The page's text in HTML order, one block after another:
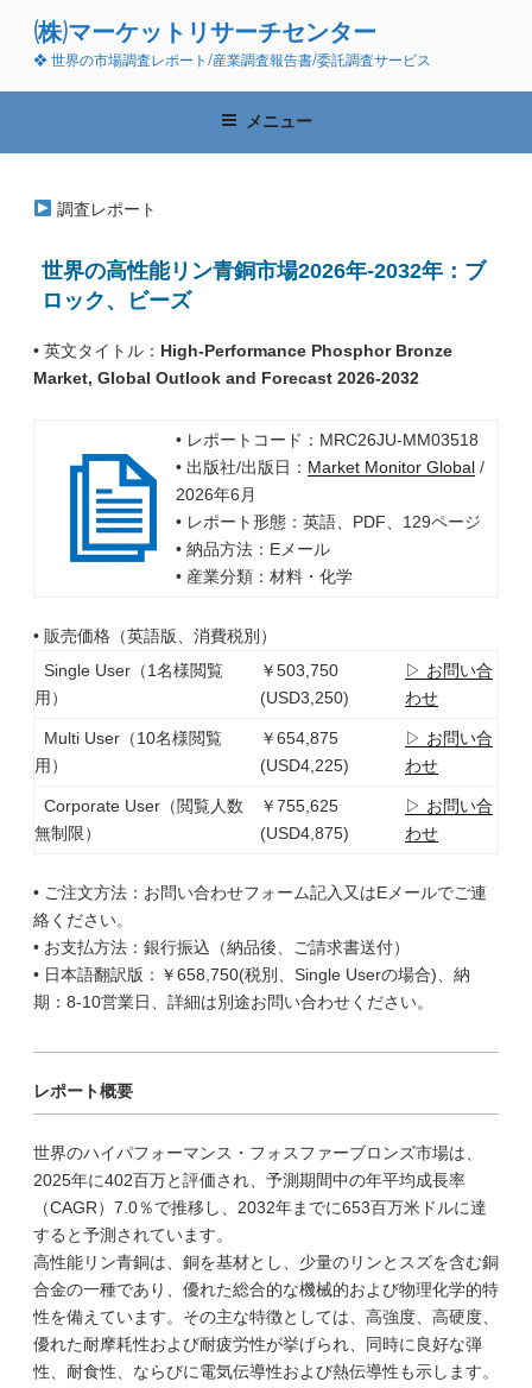
ン
(株)マーケットリサーチセンター
❖ 世界の市場調査レポート/産業調査報告書/委託調査サービス
メニュー
調査レポート
世界の高性能リン青銅市場2026年-2032年：ブ
ロック、ビーズ
• 英文タイトル： High-Performance Phosphor Bronze
Market, Global Outlook and Forecast 2026-2032
• レポートコード：MRC26JU-MM03518
• 出版社/出版日： Market Monitor Global/
2026年6月
• レポート形態：英語、PDF、129ページ
• 納品方法：Eメール
• 産業分類：材料・化学
• 販売価格（英語版、消費税別）
Single User（1名様閲覧
用）
￥503,750
(USD3,250)
▷ お問い合
わせ
Multi User（10名様閲覧
用）
￥654,875
(USD4,225)
▷ お問い合
わせ
Corporate User（閲覧人数
無制限）
￥755,625
(USD4,875)
▷ お問い合
わせ
• ご注文方法：お問い合わせフォーム記入又はEメールでご連
絡ください。
• お支払方法：銀行振込（納品後、ご請求書送付）
• 日本語翻訳版：￥658,750(税別、Single Userの場合)、納
期：8-10営業日、詳細は別途お問い合わせください。
レポート概要
世界のハイパフォーマンス・フォスファーブロンズ市場は、
2025年に402百万と評価され、予測期間中の年平均成長率
（CAGR）7.0％で推移し、2032年までに653百万米ドルに達
すると予測されています。
高性能リン青銅は、銅を基材とし、少量のリンとスズを含む銅
合金の一種であり、優れた総合的な機械的および物理化学的特
性を備えています。その主な特徴としては、高強度、高硬度、
優れた耐摩耗性および耐疲労性が挙げられ、同時に良好な弾
性、耐食性、ならびに電気伝導性および熱伝導性も示します。